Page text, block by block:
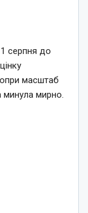
серпня до
масштаб
минула мирно.